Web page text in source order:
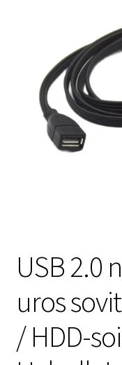
USB 2.0
uros
/ HDD-